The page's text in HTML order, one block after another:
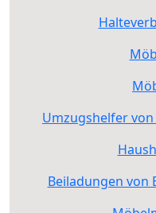
Umzugshelfer
Beiladungen von